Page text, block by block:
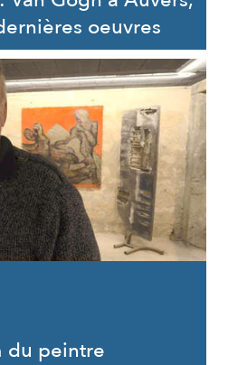
oeuvres
du peintre